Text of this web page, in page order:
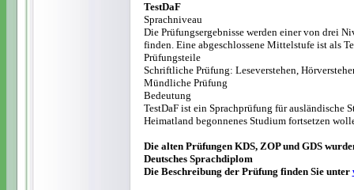
TestDaF
Sprachniveau
Die Prüfungsergebnisse werden einer von drei
finden. Eine abgeschlossene Mittelstufe ist als
Prüfungsteile
Schriftliche Prüfung: Leseverstehen,
Mündliche Prüfung
Bedeutung
TestDaF ist ein Sprachprüfung für ausländische
Heimatland begonnenes Studium fortsetzen
Die alten Prüfungen KDS, ZOP und GDS
Deutsches Sprachdiplom
Die Beschreibung der Prüfung finden Sie unter